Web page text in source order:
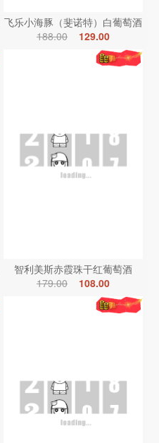
飞乐小海豚（斐诺特）白葡萄酒
188.00
129.00
智利美斯赤霞珠干红葡萄酒
179.00
108.00